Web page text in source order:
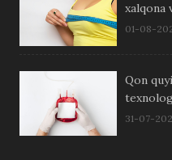
xalqona
01-08-
Qon
31-07-